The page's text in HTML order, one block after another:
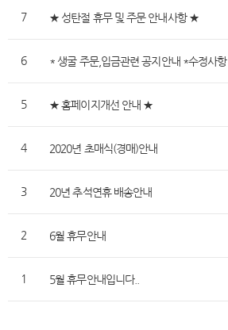
7 ★ 성탄절 휴무 및 주문 안내사항 ★
6 * 생굴 주문,입금관련 공지안내 *수정사항
5 ★ 홈페이지개선 안내 ★
4 2020년 초매식(경매)안내
3 20년 추석연휴 배송안내
2 6월 휴무안내
1 5월 휴무안내입니다..